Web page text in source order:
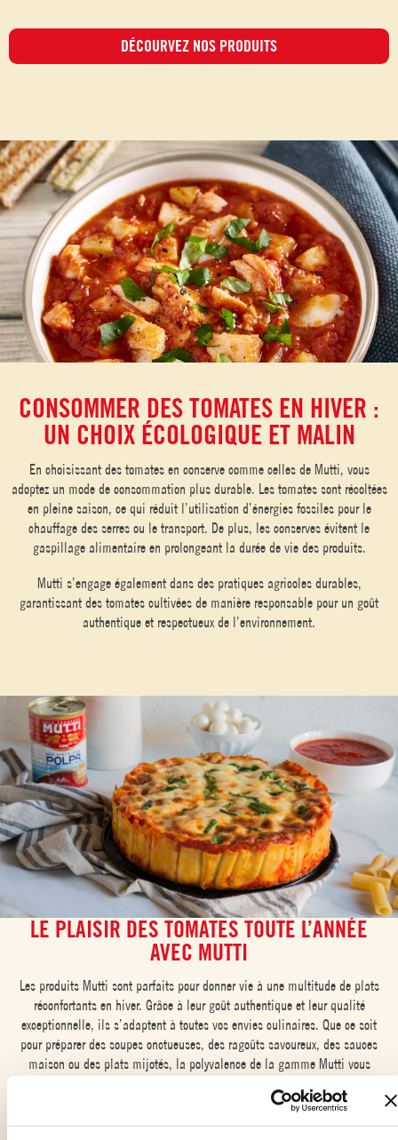
DÉCOURVEZ NOS PRODUITS
CONSOMMER DES TOMATES EN HIVER :
UN CHOIX ÉCOLOGIQUE ET MALIN
En choisissant des tomates en conserve comme celles de Mutti, vous
adoptez un mode de consommation plus durable. Les tomates sont récoltées
en pleine saison, ce qui réduit l’utilisation d’énergies fossiles pour le
chauffage des serres ou le transport. De plus, les conserves évitent le
gaspillage alimentaire en prolongeant la durée de vie des produits.
Mutti s’engage également dans des pratiques agricoles durables,
garantissant des tomates cultivées de manière responsable pour un goût
authentique et respectueux de l’environnement.
LE PLAISIR DES TOMATES TOUTE L’ANNÉE
AVEC MUTTI
Les produits Mutti sont parfaits pour donner vie à une multitude de plats
réconfortants en hiver. Grâce à leur goût authentique et leur qualité
exceptionnelle, ils s’adaptent à toutes vos envies culinaires. Que ce soit
pour préparer des soupes onctueuses, des ragoûts savoureux, des sauces
maison ou des plats mijotés, la polyvalence de la gamme Mutti vous
saison. Avec Mutti, chaque produit devient une base idéale pour réchauffer
vos soirées d’hiver et sublimer vos repas.